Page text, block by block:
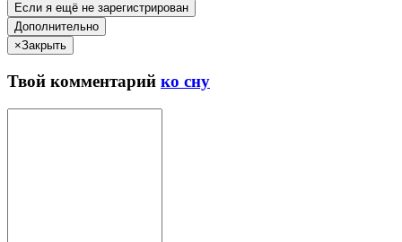
Если я ещё не зарегистрирован
Дополнительно
×Закрыть
Твой комментарий ко сну